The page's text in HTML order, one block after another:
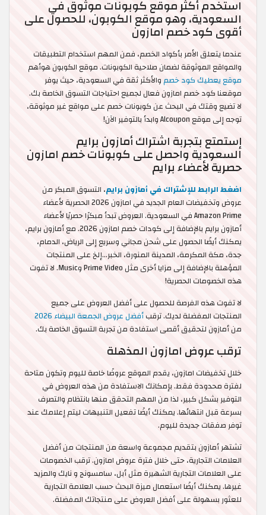
استخدم أكثر موقع كوبونات موثوق في
السعودية، وهو موقع الكوبون، للحصول على
أقوى كود خصم امازون
عندما يتعلق الأمر بأكواد الخصم، فمن المهم استخدام التطبيقات
والمواقع الموثوقة لضمان صلاحية الكوبونات. موقع الكوبون هوأهم
موقع يعطيك كود خصموالأكثر ثقة في السعودية، حيث يوفر
موقعنا كود خصم امازون فعال لجميع احتياجات التسوق الخاصة بك.
لا تضيع وقتك في البحث عن كوبونات خصم على مواقع غير موثوقة،
توجه إلى موقع Alcoupon وابدأ بالتوفير الآن!
إستمتع بتجربة اشتراك أمازون برايم
السعودية واحصل على كوبونات خصم امازون
حصرية لأعضاء برايم
اضغط الرابط للإشتراك في أمازون برايم، التسوق المبكر من
عروض وتخفيضات العام الجديد في امازون 2026 الحصرية لأعضاء
Amazon Prime في السعودية. العروض تبدأ مبكرًا حصريًا لأعضاء
أمازون برايم بالإضافة إلى كودات خصم امازون 2026. مع أمازون برايم،
يمكنك أيضًا الحصول على شحن مجاني وسريع إلى الرياض، الدمام،
جدة، مكة المكرمة، المدينة المنورة، الخبر…إلخ على المنتجات
المؤهلة بالإضافة إلى مزايا أخرى مثل Prime Video وMusic. لا تفوت
هذه الخصومات الحصرية!
لا تفوت هذه الفرصة للحصول على أفضل العروض على جميع
المنتجات المفضلة لديك. ترقبأفضل عروض الجمعة البيضاء 2026
من أمازون لتحقيق أقصى استفادة من تجربة التسوق الخاصة بك.
ترقب عروض امازون المذهلة
خلال تخفيضات امازون، يقدم الموقع عروضًا خاصة لليوم وتكون متاحة
لفترة محدودة فقط. بإمكانك الاستفادة من هذه العروض في
التوفير بشكل كبير، لذا من المهم التحقق منها بانتظام والتصرف
بسرعة قبل انتهائها. يمكنك أيضًا تفعيل التنبيهات ليتم إعلامك عند
توفر صفقات جديدة لليوم.
تشتهر أمازون بتقديم مجموعة واسعة من المنتجات من أفضل
العلامات التجارية، حتى خلال فترة عروض امازون. ترقب الخصومات
على العلامات التجارية الشهيرة مثل أبل، سامسونج و نايك والمزيد
غيرها. يمكنك أيضًا استعمال ميزة البحث حسب العلامة التجارية
للعثور بسهولة على أفضل العروض على منتجاتك المفضلة.